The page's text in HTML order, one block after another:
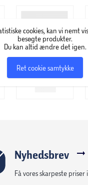
cookies, kan vi nemt
besøgte produkter.
Du kan altid ændre det igen.
Ret cookie samtykke
Nyhedsbrev
Få vores skarpeste priser